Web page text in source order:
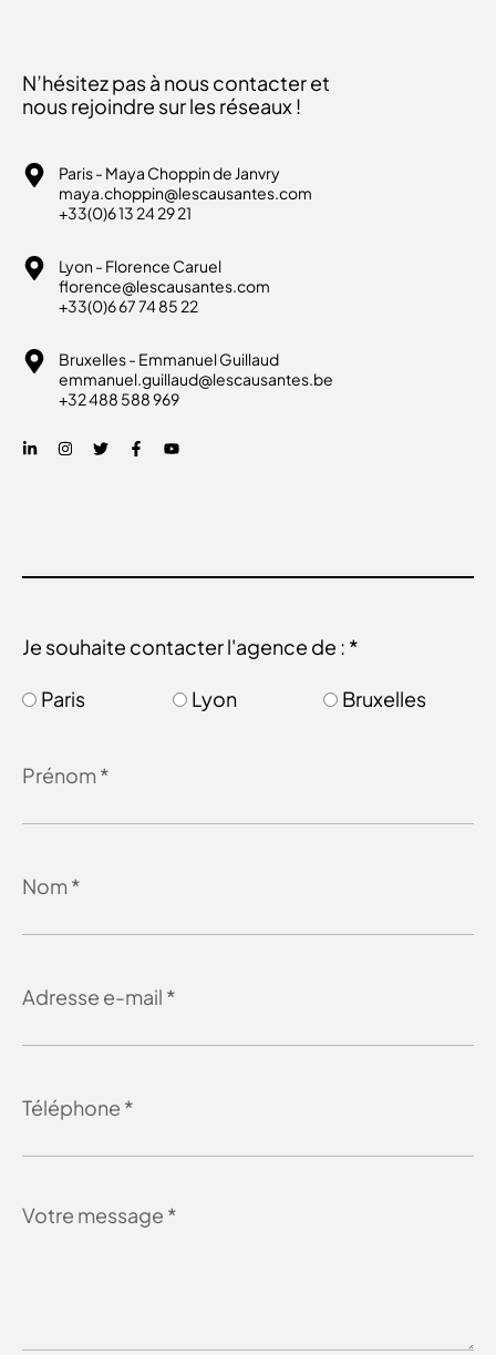
N’hésitez pas à nous contacter et
nous rejoindre sur les réseaux !
Paris - Maya Choppin de Janvry
maya.choppin@lescausantes.com
+33(0)6 13 24 29 21
Lyon - Florence Caruel
florence@lescausantes.com
+33(0)6 67 74 85 22
Bruxelles - Emmanuel Guillaud
emmanuel.guillaud@lescausantes.be
+32 488 588 969
Je souhaite contacter l'agence de : *
Paris Lyon Bruxelles